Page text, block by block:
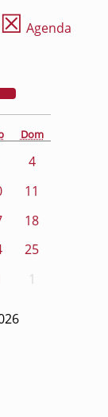
☒ Agenda
Dom
4
11
18
25
1